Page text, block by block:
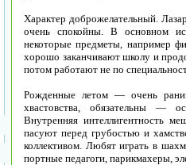
Характер доброжелательный.
очень спокойны. В основном
некоторые предметы, например
хорошо заканчивают школу и
потом работают не по
Рожденные летом — очень
хвастовства, обязательны —
Внутренняя интеллигентность
пасуют перед грубостью и
коллективом. Любят играть в
портные педагоги, парикмахеры,